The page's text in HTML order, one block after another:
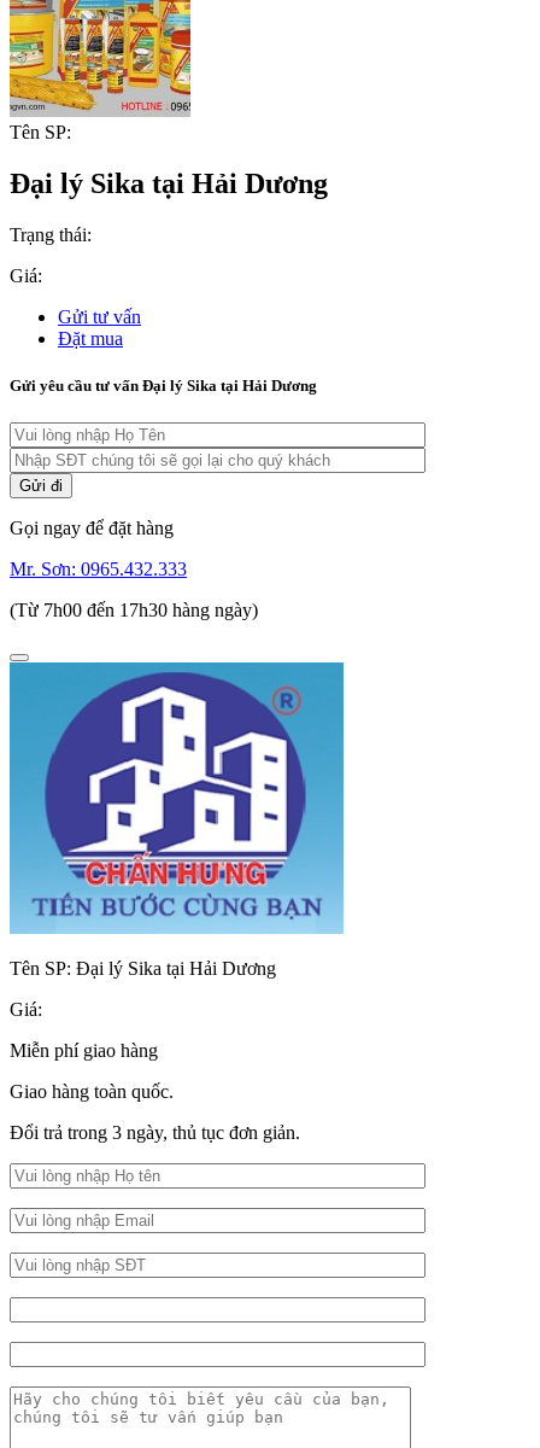
Tên SP:
Đại lý Sika tại Hải Dương
Trạng thái:
Giá:
Gửi tư vấn
Đặt mua
Gửi yêu cầu tư vấn Đại lý Sika tại Hải Dương
Gọi ngay để đặt hàng
Mr. Sơn: 0965.432.333
(Từ 7h00 đến 17h30 hàng ngày)
Tên SP: Đại lý Sika tại Hải Dương
Giá:
Miễn phí giao hàng
Giao hàng toàn quốc.
Đổi trả trong 3 ngày, thủ tục đơn giản.